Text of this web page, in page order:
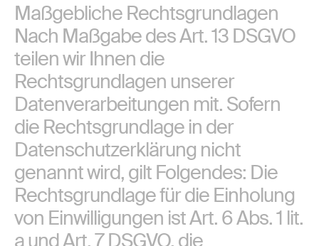
Maßgebliche Rechtsgrundlagen
Nach Maßgabe des Art. 13 DSGVO
teilen wir Ihnen die
Rechtsgrundlagen unserer
Datenverarbeitungen mit. Sofern
die Rechtsgrundlage in der
Datenschutzerklärung nicht
genannt wird, gilt Folgendes: Die
Rechtsgrundlage für die Einholung
von Einwilligungen ist Art. 6 Abs. 1 lit.
a und Art. 7 DSGVO, die